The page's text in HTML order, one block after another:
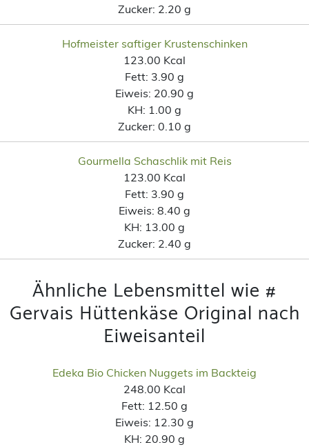
Zucker: 2.20 g
Hofmeister saftiger Krustenschinken
123.00 Kcal
Fett: 3.90 g
Eiweis: 20.90 g
KH: 1.00 g
Zucker: 0.10 g
Gourmella Schaschlik mit Reis
123.00 Kcal
Fett: 3.90 g
Eiweis: 8.40 g
KH: 13.00 g
Zucker: 2.40 g
Ähnliche Lebensmittel wie #
Gervais Hüttenkäse Original nach
Eiweisanteil
Edeka Bio Chicken Nuggets im Backteig
248.00 Kcal
Fett: 12.50 g
Eiweis: 12.30 g
KH: 20.90 g